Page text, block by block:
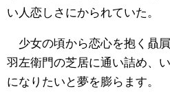
い人恋しさにかられていた。
少女の頃から恋心を抱く贔
羽左衛門の芝居に通い詰め、
になりたいと夢を膨らます。